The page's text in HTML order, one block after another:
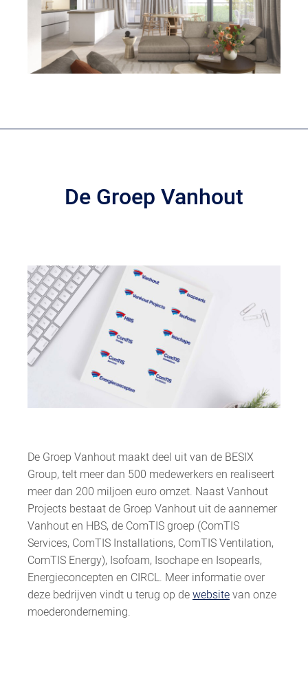
De Groep Vanhout
De Groep Vanhout maakt deel uit van de BESIX
Group, telt meer dan 500 medewerkers en realiseert
meer dan 200 miljoen euro omzet. Naast Vanhout
Projects bestaat de Groep Vanhout uit de aannemer
Vanhout en HBS, de ComTIS groep (ComTIS
Services, ComTIS Installations, ComTIS Ventilation,
ComTIS Energy), Isofoam, Isochape en Isopearls,
Energieconcepten en CIRCL. Meer informatie over
deze bedrijven vindt u terug op dewebsitevan onze
moederonderneming.